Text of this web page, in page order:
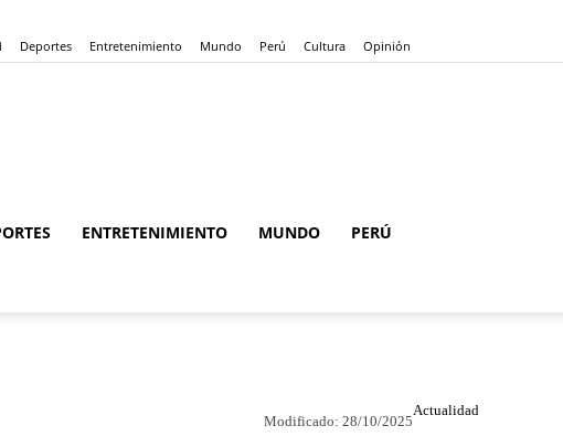
Deportes Entretenimiento Mundo Perú Cultura Opinión
ENTRETENIMIENTO MUNDO PERÚ
Actualidad
Modificado: 28/10/2025